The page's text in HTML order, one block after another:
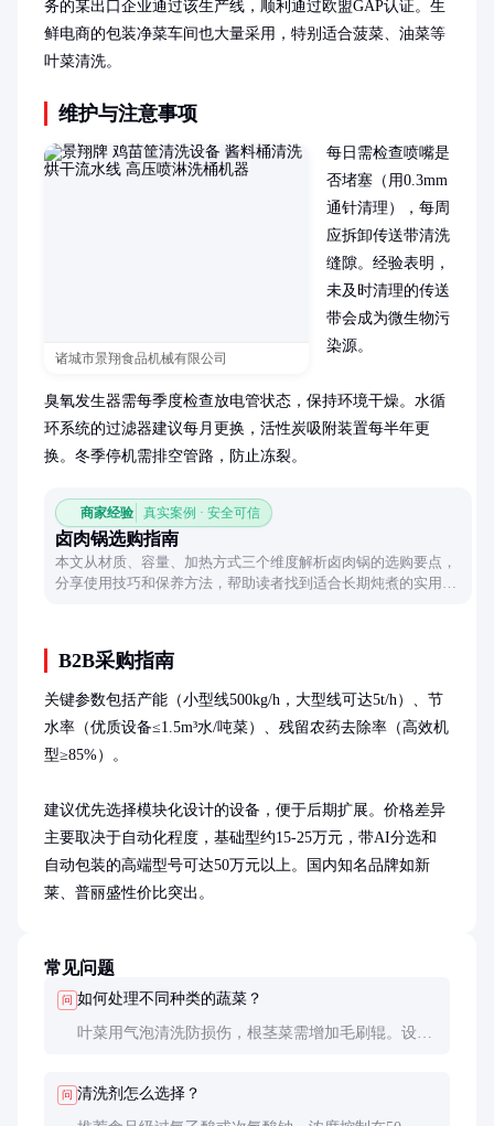
务的某出口企业通过该生产线，顺利通过欧盟GAP认证。生
鲜电商的包装净菜车间也大量采用，特别适合菠菜、油菜等
叶菜清洗。
维护与注意事项
诸城市景翔食品机械有限公司
每日需检查喷嘴是
否堵塞（用0.3mm
通针清理），每周
应拆卸传送带清洗
缝隙。经验表明，
未及时清理的传送
带会成为微生物污
染源。
臭氧发生器需每季度检查放电管状态，保持环境干燥。水循
环系统的过滤器建议每月更换，活性炭吸附装置每半年更
换。冬季停机需排空管路，防止冻裂。
商家经验 真实案例 · 安全可信
卤肉锅选购指南
本文从材质、容量、加热方式三个维度解析卤肉锅的选购要点，
分享使用技巧和保养方法，帮助读者找到适合长期炖煮的实用工
B2B采购指南
关键参数包括产能（小型线500kg/h，大型线可达5t/h）、节
水率（优质设备≤1.5m³水/吨菜）、残留农药去除率（高效机
型≥85%）。
建议优先选择模块化设计的设备，便于后期扩展。价格差异
主要取决于自动化程度，基础型约15-25万元，带AI分选和
自动包装的高端型号可达50万元以上。国内知名品牌如新
莱、普丽盛性价比突出。
常见问题
问 如何处理不同种类的蔬菜？
叶菜用气泡清洗防损伤，根茎菜需增加毛刷辊。设备
问 清洗剂怎么选择？